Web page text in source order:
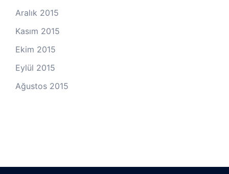
Aralık 2015
Kasım 2015
Ekim 2015
Eylül 2015
Ağustos 2015